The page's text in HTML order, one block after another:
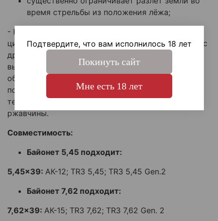
время стрельбы из положения лёжа;
- Конструкция детали состоит из внешнего
цилиндра и передней воронки, скрепленные друг с
другом резьбой, и приварены. VR-DTLS АК-12
выточен из прочной стали с пескоструйной
обработкой и оксидированным покрытием,
поэтому дожигатель устойчив к любым
температурам, а также нагрузкам и образованию
ржавчины.
Совместимость:
Байонет 5,45 подходит:
5,45x39: АК-12; TR3 5,45; TR3 5,45 Gen.2
Байонет 7,62 подходит:
7,62x39: АК-15; TR3 7,62; TR3 7,62 Gen. 2
Подтвердите, что вам исполнилось 18 лет
Покинуть сайт
Мне есть 18 лет